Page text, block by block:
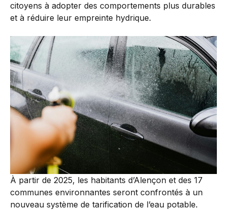
citoyens à adopter des comportements plus durables
et à réduire leur empreinte hydrique.
À partir de 2025, les habitants d’Alençon et des 17
communes environnantes seront confrontés à un
nouveau système de tarification de l’eau potable.